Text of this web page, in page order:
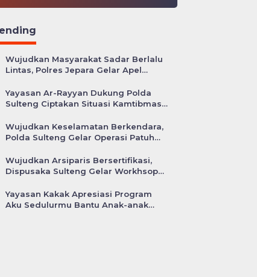
Wujudkan Masyarakat Sadar Berlalu
Lintas, Polres Jepara Gelar Apel
Yayasan Ar-Rayyan Dukung Polda
Sulteng Ciptakan Situasi Kamtibmas
Wujudkan Keselamatan Berkendara,
Polda Sulteng Gelar Operasi Patuh
Wujudkan Arsiparis Bersertifikasi,
Dispusaka Sulteng Gelar Workhsop
Yayasan Kakak Apresiasi Program
Aku Sedulurmu Bantu Anak-anak